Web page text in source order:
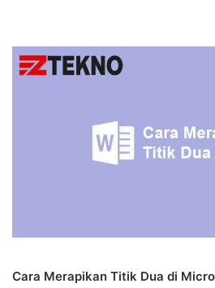
Cara Merapikan Titik Dua di